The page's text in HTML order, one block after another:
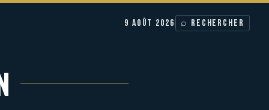
9 AOÛT 2026 ⌕ RECHERCHER